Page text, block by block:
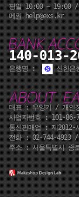
평일 10:00 ~ 19:00
메일 help@exs.kr
140-013-
은행명 : 신한은
대표 : 우양기 / 개인
사업자번호 : 101-86-
통신판매업 : 제2012-
전화 :02-744-4923/
주소 : 서울특별시 종